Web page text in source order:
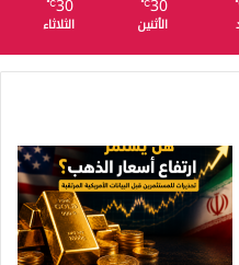
30
℃
الأثنين
30
℃
الثلاثاء